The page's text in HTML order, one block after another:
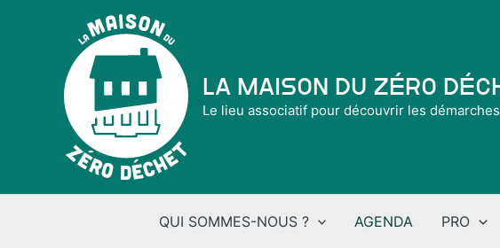
La Maison du Zéro
Le lieu associatif pour découvrir les
QUI SOMMES-NOUS ? AGENDA PRO